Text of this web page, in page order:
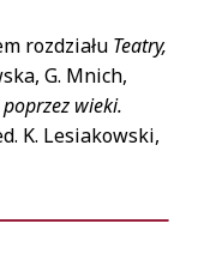
rozdziału Teatry,
G. Mnich,
wieki.
K. Lesiakowski,